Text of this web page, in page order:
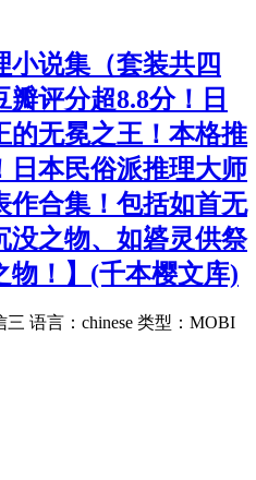
说集（套装共四
评分超8.8分！日
的无冕之王！本格推
日本民俗派推理大师
作合集！包括如首无
没之物、如碆灵供祭
物！】(千本樱文库)
语言：chinese 类型：MOBI